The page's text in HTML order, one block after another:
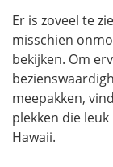
Er is zoveel te
misschien
bekijken. Om
meepakken,
plekken die
Hawaii.